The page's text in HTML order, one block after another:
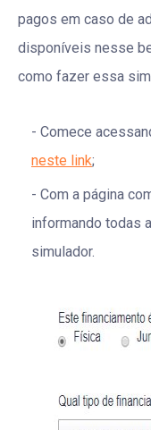
pagos em caso de
disponíveis nesse
como fazer essa
Comece
neste link;
Com a página
informando todas
simulador.